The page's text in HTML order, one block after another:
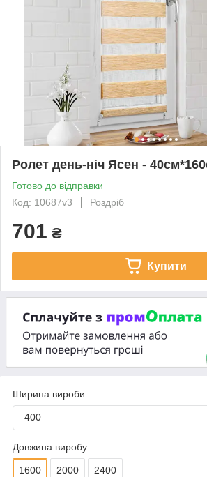
Ролет день-ніч Ясен -
Готово до відправки
Код: 10687v3
Роздріб
701 ₴
Купити
Ширина вироби
400
Довжина виробу
1600 2000 2400